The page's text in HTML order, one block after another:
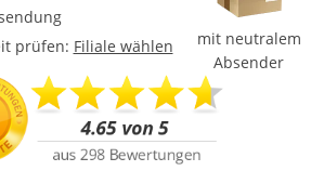
prüfen: Filiale wählen
mit neutralem
Absender